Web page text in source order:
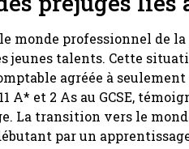
monde professionnel de
jeunes talents. Cette
agréée à
A* et 2 As au GCSE,
La transition vers le
par un